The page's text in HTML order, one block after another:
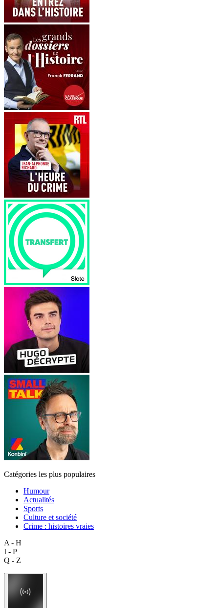
Catégories les plus populaires
Humour
Actualités
Sports
Culture et société
Crime : histoires vraies
A - H
I - P
Q - Z